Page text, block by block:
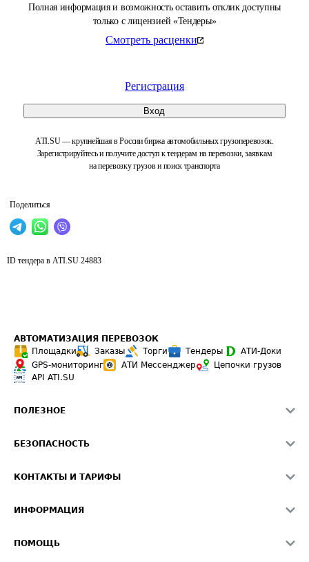
Полная информация и возможность оставить отклик доступны
только с лицензией «Тендеры»
Смотреть расценки
Регистрация
Вход
ATI.SU — крупнейшая в России биржа автомобильных грузоперевозок.
Зарегистрируйтесь и получите доступ к тендерам на перевозки, заявкам
на перевозку грузов и поиск транспорта
Поделиться
ID тендера в ATI.SU 24883
АВТОМАТИЗАЦИЯ ПЕРЕВОЗОК
Площадки
Заказы Торги Тендеры
АТИ-Доки
GPS-мониторинг
АТИ Мессенджер
Цепочки грузов
API ATI.SU
ПОЛЕЗНОЕ
Звезды ATI.SU на вашем сайте
Средние ставки
БЕЗОПАСНОСТЬ
Светофор+
О формировании Паспорта
КОНТАКТЫ И ТАРИФЫ
Реклама на сайте
ИНФОРМАЦИЯ
ПОМОЩЬ